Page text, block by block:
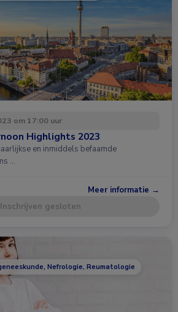
om 17:00 uur
Highlights 2023
en inmiddels befaamde
…
Meer informatie →
Inschrijven gesloten
Nefrologie, Reumatologie